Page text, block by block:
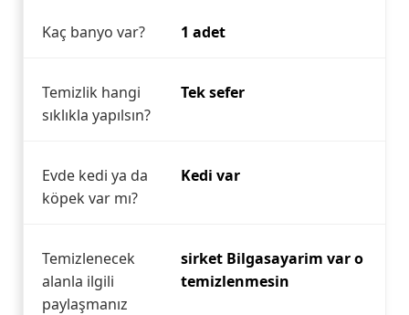
Kaç banyo var? 1 adet
Temizlik hangi
sıklıkla yapılsın?
Tek sefer
Evde kedi ya da
köpek var mı?
Kedi var
Temizlenecek
alanla ilgili
paylaşmanız
sirket Bilgasayarim var o
temizlenmesin